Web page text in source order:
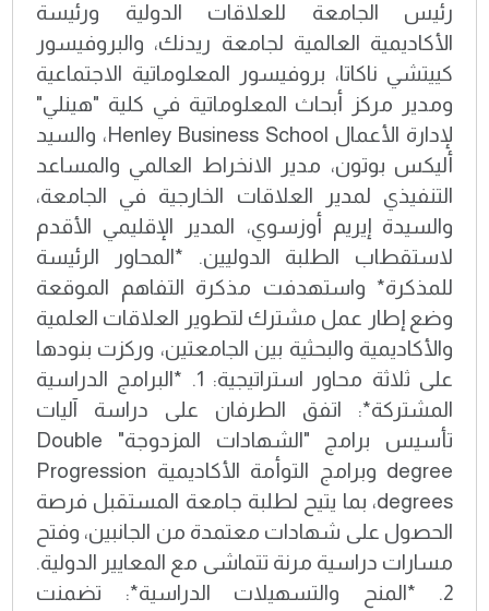
رئيس الجامعة للعلاقات الدولية ورئيسة
الأكاديمية العالمية لجامعة ريدنك، والبروفيسور
كييتشي ناكاتا، بروفيسور المعلوماتية الاجتماعية
ومدير مركز أبحاث المعلوماتية في كلية "هينلي"
لإدارة الأعمال Henley Business School، والسيد
أليكس بوتون، مدير الانخراط العالمي والمساعد
التنفيذي لمدير العلاقات الخارجية في الجامعة،
والسيدة إيريم أوزسوي، المدير الإقليمي الأقدم
لاستقطاب الطلبة الدوليين. *المحاور الرئيسة
للمذكرة* واستهدفت مذكرة التفاهم الموقعة
وضع إطار عمل مشترك لتطوير العلاقات العلمية
والأكاديمية والبحثية بين الجامعتين، وركزت بنودها
على ثلاثة محاور استراتيجية: 1. *البرامج الدراسية
المشتركة*: اتفق الطرفان على دراسة آليات
تأسيس برامج "الشهادات المزدوجة" Double
degree وبرامج التوأمة الأكاديمية Progression
degrees، بما يتيح لطلبة جامعة المستقبل فرصة
الحصول على شهادات معتمدة من الجانبين، وفتح
مسارات دراسية مرنة تتماشى مع المعايير الدولية.
2. *المنح والتسهيلات الدراسية*: تضمنت